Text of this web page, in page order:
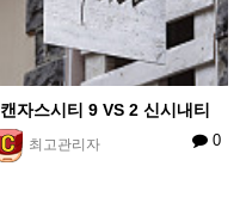
캔자스시티 9 VS 2 신시내티
최고관리자 0